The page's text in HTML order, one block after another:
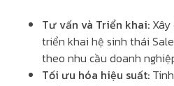
Tư vấn và Triển khai:
triển khai hệ sinh thái
theo nhu cầu doanh
Tối ưu hóa hiệu suất: